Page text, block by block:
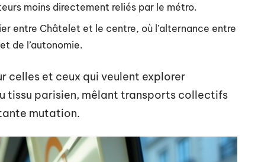
moins directement reliés par le métro.
entre Châtelet et le centre, où l’alternance entre
de l’autonomie.
celles et ceux qui veulent explorer
tissu parisien, mêlant transports collectifs
mutation.